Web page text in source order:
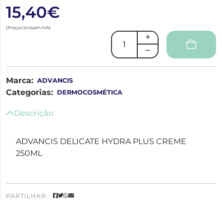
15,40€
(Preços incluem IVA)
Marca: ADVANCIS
Categorias: DERMOCOSMÉTICA
Descrição
ADVANCIS DELICATE HYDRA PLUS CREME
250ML
PARTILHAR: